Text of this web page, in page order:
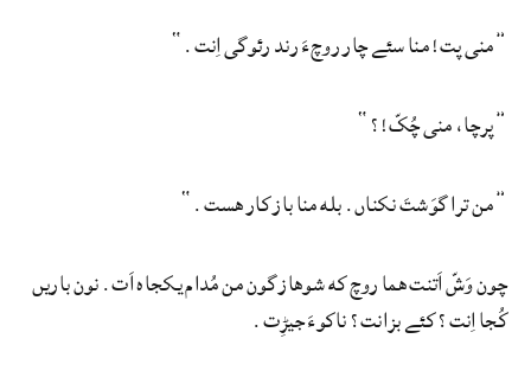
”منی پت! منا سئے چار روچءَ رند رئوگی اِنت.“
”پرچا، منی چُکّ!؟“
”من ترا گوَشتَ نکناں. بله منا باز کار هست.“
چون وَشّ اَتنت هما روچ که شوهاز گون من مُدام یکجاه اَت. نون باریں
کُجا اِنت؟ کئے بزانت؟ ناکوءَ جیڑِت.